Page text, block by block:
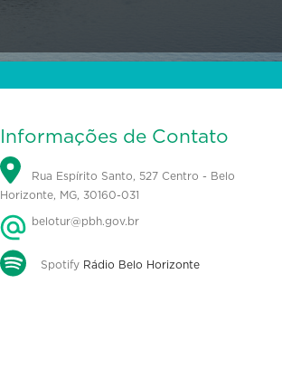
Informações de Contato
Rua Espírito Santo, 527 Centro - Belo
Horizonte, MG, 30160-031
belotur@pbh.gov.br
Spotify Rádio Belo Horizonte